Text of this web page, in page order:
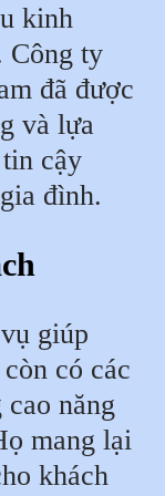
kinh
Công ty
đã được
và lựa
cậy
đình.
giúp
có các
năng
mang lại
khách